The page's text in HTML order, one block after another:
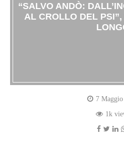
“SALVO ANDÒ:
AL CROLLO DEL
7
1k